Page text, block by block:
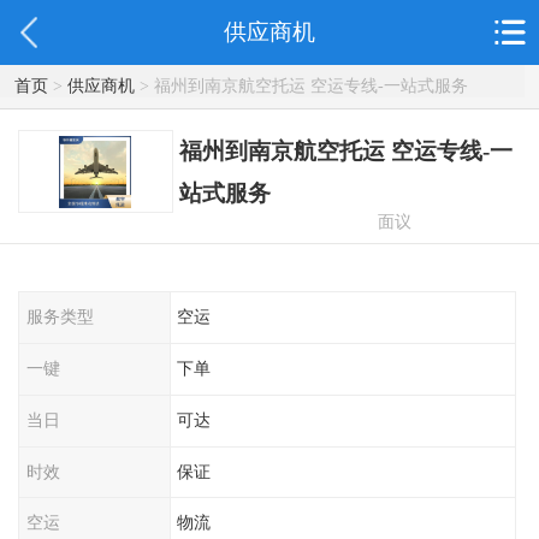
供应商机
首页> 供应商机> 福州到南京航空托运 空运专线-一站式服务
福州到南京航空托运 空运专线-一
站式服务
面议
服务类型 空运
一键 下单
当日 可达
时效 保证
空运 物流